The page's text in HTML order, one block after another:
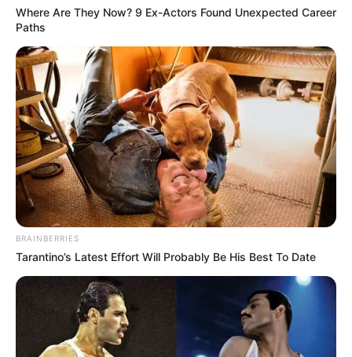
13 March, 2026 by admin
Esta joven
policia despues de
su servicio la
graban teni… Ver
más
Where Are They Now? 9 Ex-Actors Found Unexpected Career
Paths
BRAINBERRIES
Tarantino’s Latest Effort Will Probably Be His Best To Date